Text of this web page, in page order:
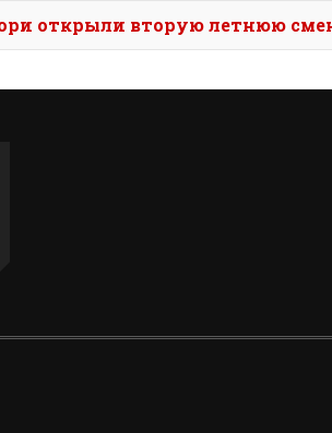
открыли вторую летнюю